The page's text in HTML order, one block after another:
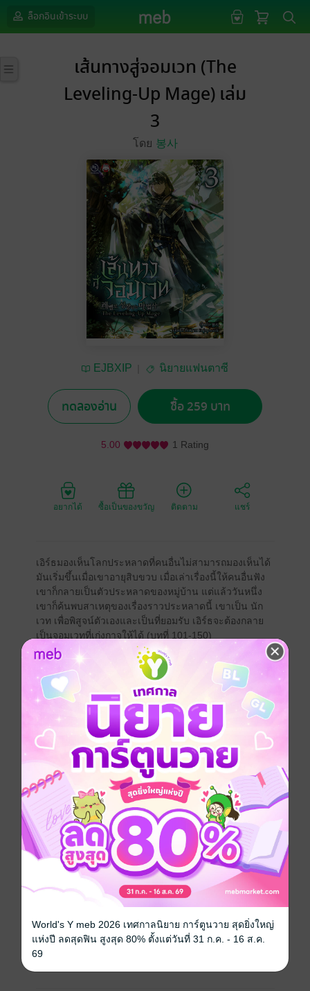
ล็อกอินเข้าระบบ
เส้นทางสู่จอมเวท (The
Leveling-Up Mage) เล่ม
3
โดย 봉사
EJBXIP นิยายแฟนตาซี
ทดลองอ่าน ซื้อ 259 บาท
5.00 1 Rating
อยากได้ ซื้อเป็นของขวัญ ติดตาม แชร์
เอิร์ธมองเห็นโลกประหลาดที่คนอื่นไม่สามารถมองเห็นได้
มันเริ่มขึ้นเมื่อเขาอายุสิบขวบ เมื่อเล่าเรื่องนี้ให้คนอื่นฟัง
เขาก็กลายเป็นตัวประหลาดของหมู่บ้าน แต่แล้ววันหนึ่ง
เขาก็ค้นพบสาเหตุของเรื่องราวประหลาดนี้ เขาเป็น นัก
เวท เพื่อพิสูจน์ตัวเองและเป็นที่ยอมรับ เอิร์ธจะต้องกลาย
เป็นจอมเวทที่เก่งกาจให้ได้ (บทที่ 101-150)
แฟนตาซี หนังสือแปล นิยายเกาหลีแปล
ซีรีส์ เส้นทางสู่จอมเวท (The Leveling-Up Mage)
ประเภทไฟล์ pdf, epub (สารบัญ)
วันที่วางขาย 21 พฤศจิกายน 2567
ความยาว 646 หน้า (≈ 70,432 คำ)
ราคาปก 299 บาท (ประหยัด 13%)
เล่มอื่นๆ ในซีรีส์ ดูทั้งหมด
World's Y meb 2026 เทศกาลนิยาย การ์ตูนวาย สุดยิ่งใหญ่
แห่งปี ลดสุดฟิน สูงสุด 80% ตั้งแต่วันที่ 31 ก.ค. - 16 ส.ค.
69